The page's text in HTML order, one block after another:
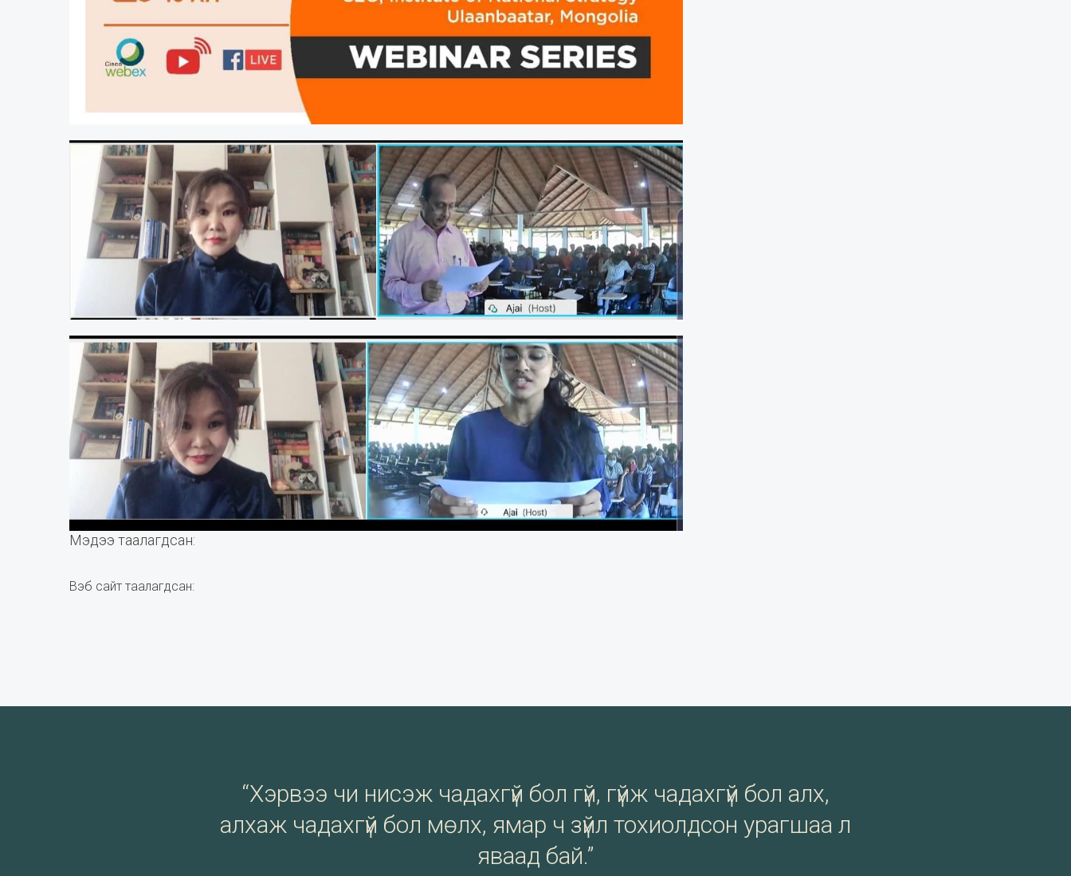
Мэдээ таалагдсан:
Вэб сайт таалагдсан:
“Хэрвээ чи нисэж чадахгүй бол гүй, гүйж чадахгүй бол алх,
алхаж чадахгүй бол мөлх, ямар ч зүйл тохиолдсон урагшаа л
яваад бай.”